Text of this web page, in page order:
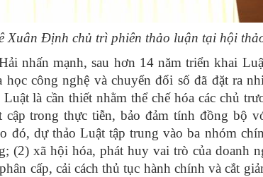
Xuân Định chủ trì phiên thảo luận tại hội
nhấn mạnh, sau hơn 14 năm triển khai
công nghệ và chuyển đổi số đã đặt ra
là cần thiết nhằm thể chế hóa các chủ
trong thực tiễn, bảo đảm tính đồng bộ
đó, dự thảo Luật tập trung vào ba nhóm
(2) xã hội hóa, phát huy vai trò của doanh
cấp, cải cách thủ tục hành chính và cắt